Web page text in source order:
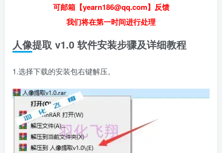
可邮箱【yearn186@qq.com】反馈
我们将在第一时间进行处理
人像提取 v1.0 软件安装步骤及详细教程
1.选择下载的安装包右键解压。